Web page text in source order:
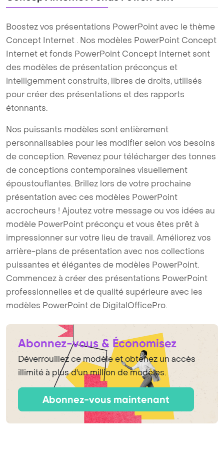
Boostez vos présentations PowerPoint avec le thème
Concept Internet . Nos modèles PowerPoint Concept
Internet et fonds PowerPoint Concept Internet sont
des modèles de présentation préconçus et
intelligemment construits, libres de droits, utilisés
pour créer des présentations et des rapports
étonnants.
Nos puissants modèles sont entièrement
personnalisables pour les modifier selon vos besoins
de conception. Revenez pour télécharger des tonnes
de conceptions contemporaines visuellement
époustouflantes. Brillez lors de votre prochaine
présentation avec ces modèles PowerPoint
accrocheurs ! Ajoutez votre message ou vos idées au
modèle PowerPoint préconçu et vous êtes prêt à
impressionner sur votre lieu de travail. Améliorez vos
arrière-plans de présentation avec nos collections
puissantes et élégantes de modèles PowerPoint.
Commencez à créer des présentations PowerPoint
professionnelles et de qualité supérieure avec les
modèles PowerPoint de DigitalOfficePro.
Abonnez-vous & Économisez
Déverrouillez ce modèle et obtenez un accès
illimité à plus d'un million de modèles.
Abonnez-vous maintenant